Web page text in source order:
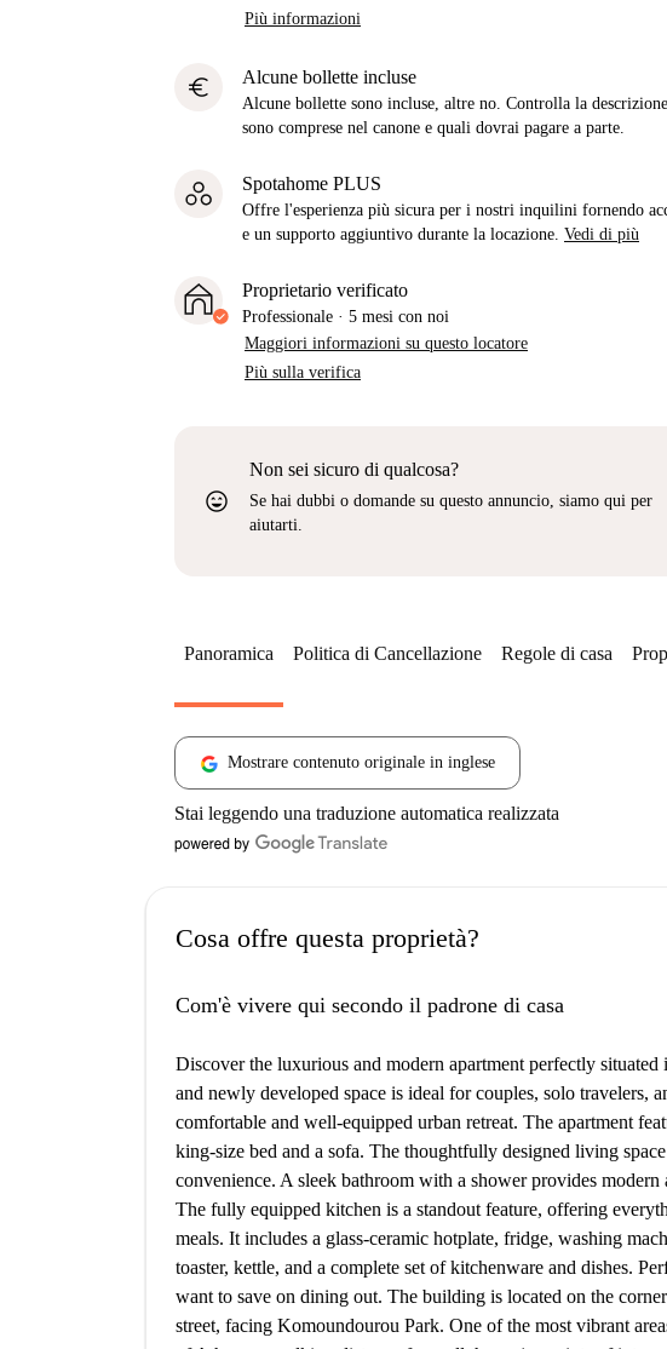
Più informazioni
euro Alcune bollette incluse
Alcune bollette sono incluse, altre no. Controlla la
sono comprese nel canone e quali dovrai pagare a parte.
Spotahome PLUS
Offre l'esperienza più sicura per i nostri inquilini fornendo
e un supporto aggiuntivo durante la locazione. Vedi di più
Proprietario verificato
Professionale · 5 mesi con noi
Maggiori informazioni su questo locatore
Più sulla verifica
sentiment_very_satisfied
Non sei sicuro di qualcosa?
Se hai dubbi o domande su questo annuncio, siamo qui per
aiutarti.
Panoramica Politica di Cancellazione Regole di casa
Mostrare contenuto originale in inglese
Stai leggendo una traduzione automatica realizzata
Cosa offre questa proprietà?
Com'è vivere qui secondo il padrone di casa
Discover the luxurious and modern apartment perfectly
and newly developed space is ideal for couples, solo travelers,
comfortable and well-equipped urban retreat. The apartment
king-size bed and a sofa. The thoughtfully designed living
convenience. A sleek bathroom with a shower provides modern
The fully equipped kitchen is a standout feature, offering
meals. It includes a glass-ceramic hotplate, fridge, washing
toaster, kettle, and a complete set of kitchenware and dishes.
want to save on dining out. The building is located on the
street, facing Komoundourou Park. One of the most vibrant